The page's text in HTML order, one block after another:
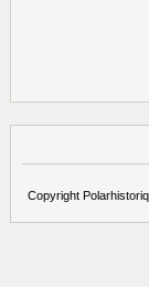
Copyright